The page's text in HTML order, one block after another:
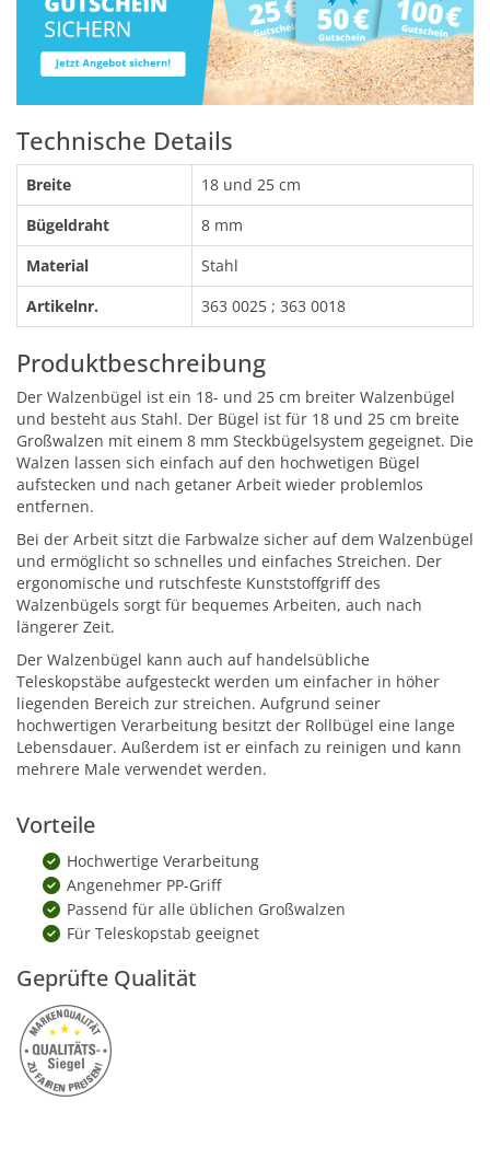
Technische Details
Breite
18 und 25 cm
Bügeldraht
8 mm
Material
Stahl
Artikelnr.
363 0025 ; 363 0018
Produktbeschreibung
Der Walzenbügel ist ein 18- und 25 cm breiter Walzenbügel
und besteht aus Stahl. Der Bügel ist für 18 und 25 cm breite
Großwalzen mit einem 8 mm Steckbügelsystem gegeignet. Die
Walzen lassen sich einfach auf den hochwetigen Bügel
aufstecken und nach getaner Arbeit wieder problemlos
entfernen.
Bei der Arbeit sitzt die Farbwalze sicher auf dem Walzenbügel
und ermöglicht so schnelles und einfaches Streichen. Der
ergonomische und rutschfeste Kunststoffgriff des
Walzenbügels sorgt für bequemes Arbeiten, auch nach
längerer Zeit.
Der Walzenbügel kann auch auf handelsübliche
Teleskopstäbe aufgesteckt werden um einfacher in höher
liegenden Bereich zur streichen. Aufgrund seiner
hochwertigen Verarbeitung besitzt der Rollbügel eine lange
Lebensdauer. Außerdem ist er einfach zu reinigen und kann
mehrere Male verwendet werden.
Vorteile
Hochwertige Verarbeitung
Angenehmer PP-Griff
Passend für alle üblichen Großwalzen
Für Teleskopstab geeignet
Geprüfte Qualität